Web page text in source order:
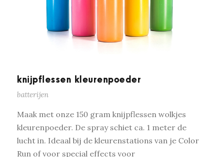
knijpflessen kleurenpoeder
batterijen
Maak met onze 150 gram knijpflessen wolkjes
kleurenpoeder. De spray schiet ca. 1 meter de
lucht in. Ideaal bij de kleurenstations van je Color
Run of voor special effects voor